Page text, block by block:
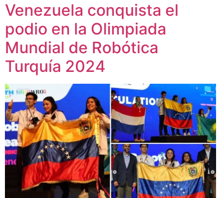
Venezuela conquista el
podio en la Olimpiada
Mundial de Robótica
Turquía 2024